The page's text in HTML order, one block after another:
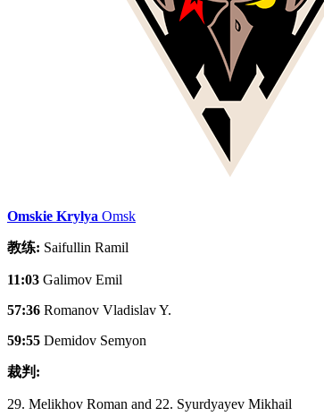
Omskie Krylya Omsk
教练: Saifullin Ramil
11:03 Galimov Emil
57:36 Romanov Vladislav Y.
59:55 Demidov Semyon
裁判:
29. Melikhov Roman and 22. Syurdyayev Mikhail